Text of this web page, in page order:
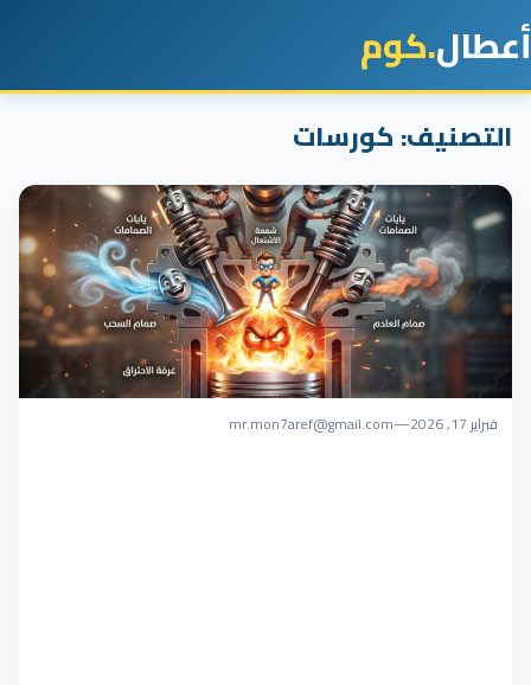
أعطال.كوم
التصنيف:كورسات
فبراير 17, 2026 —
mr.mon7aref@gmail.com